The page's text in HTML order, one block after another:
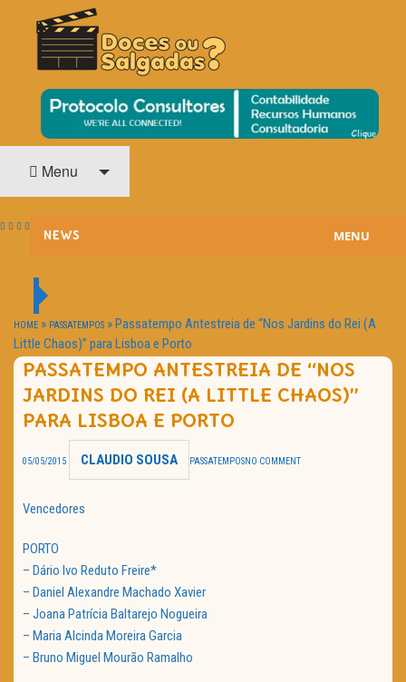
DOCES OU SALGADAS?
O Cinema? Uma Paixão!!
Menu
NEWS
HOME CINEMA
NOTA PESSOAL
MENU
HOME » PASSATEMPOS »Passatempo Antestreia de “Nos Jardins do Rei (A
Little Chaos)” para Lisboa e Porto
PASSATEMPO ANTESTREIA DE “NOS
JARDINS DO REI (A LITTLE CHAOS)”
PARA LISBOA E PORTO
05/05/2015 CLAUDIO SOUSA PASSATEMPOSNO COMMENT
Vencedores
PORTO
– Dário Ivo Reduto Freire*
– Daniel Alexandre Machado Xavier
– Joana Patrícia Baltarejo Nogueira
– Maria Alcinda Moreira Garcia
– Bruno Miguel Mourão Ramalho